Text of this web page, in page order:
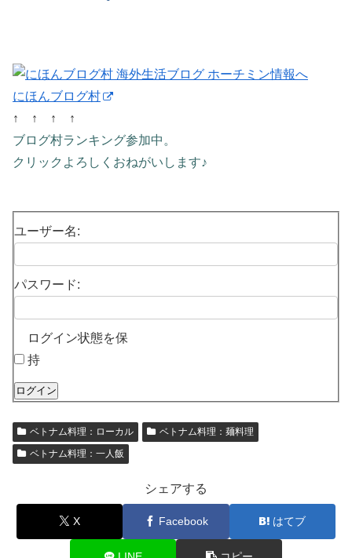
にほんブログ村
↑ ↑ ↑ ↑
ブログ村ランキング参加中。
クリックよろしくおねがいします♪
ユーザー名:
パスワード:
ログイン状態を保
持
ログイン
ベトナム料理：ローカル
ベトナム料理：麺料理
ベトナム料理：一人飯
シェアする
X Facebook はてブ